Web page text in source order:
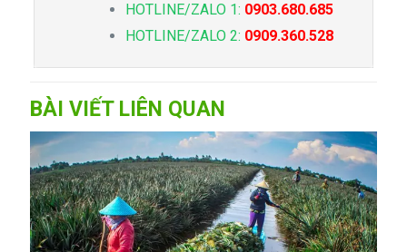
HOTLINE/ZALO 1: 0903.680.685
HOTLINE/ZALO 2: 0909.360.528
BÀI VIẾT LIÊN QUAN